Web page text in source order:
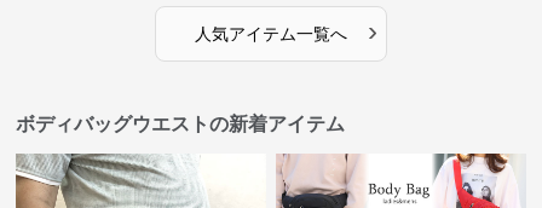
人気アイテム一覧へ ›
ボディバッグウエストの新着アイテム